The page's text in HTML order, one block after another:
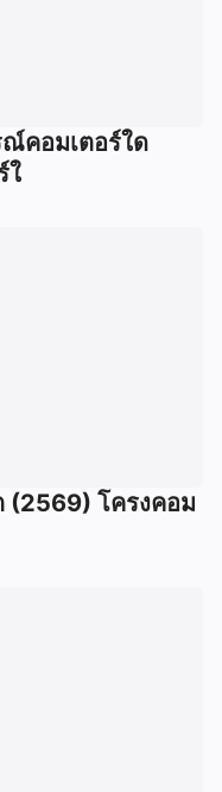
คอมเตอร์ใด
ใ
(2569) โครงคอม